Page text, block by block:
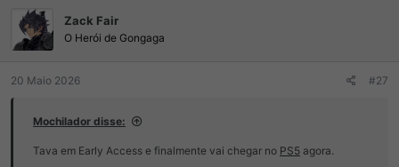
e
s
Zack Fair
O Herói de Gongaga
20 Maio 2026 #27
Mochilador disse:
Tava em Early Access e finalmente vai chegar no PS5 agora.